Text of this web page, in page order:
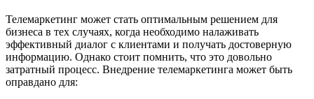
Телемаркетинг может стать оптимальным решением для
бизнеса в тех случаях, когда необходимо налаживать
эффективный диалог с клиентами и получать достоверную
информацию. Однако стоит помнить, что это довольно
затратный процесс. Внедрение телемаркетинга может быть
оправдано для: